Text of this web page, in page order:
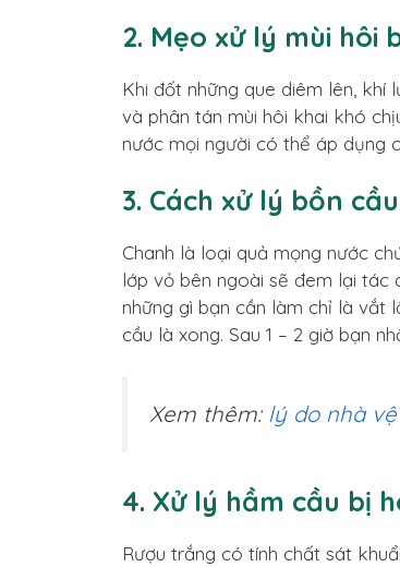
2. Mẹo xử lý mùi hôi
Khi đốt những que diêm lên,
và phân tán mùi hôi khai khó
nước mọi người có thể áp dụng
3. Cách xử lý bồn
Chanh là loại quả mọng nước
lớp vỏ bên ngoài sẽ đem lại tác
những gì bạn cần làm chỉ là vắt
cầu là xong. Sau 1 – 2 giờ bạn
Xem thêm: lý do nhà
4. Xử lý hầm cầu bị
Rượu trắng có tính chất sát